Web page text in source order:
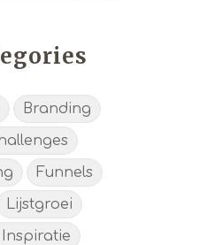
Branding
Funnels
Lijstgroei